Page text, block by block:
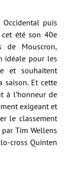
puis
cet été son 40e
de Mouscron,
idéale pour les
et souhaitent
saison. Et cette
à l’honneur de
exigeant et
le classement
Tim Wellens
cross Quinten